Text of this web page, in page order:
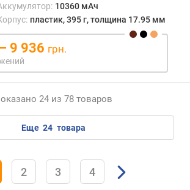
10360 мАч
пластик, 395 г, толщина 17.95 мм
9 936 грн.
24 из 78 товаров
еще 24 товара
2 3 4